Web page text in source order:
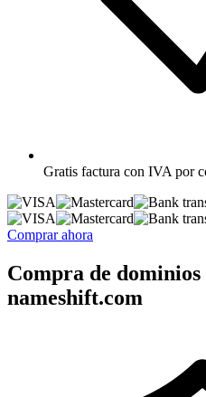
Gratis factura con IVA por
Comprar ahora
Compra de dominios
nameshift.com